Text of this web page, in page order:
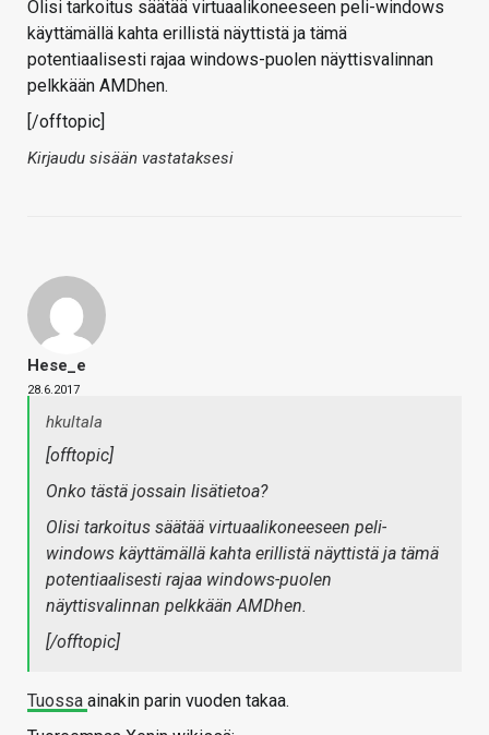
Olisi tarkoitus säätää virtuaalikoneeseen peli-windows
käyttämällä kahta erillistä näyttistä ja tämä
potentiaalisesti rajaa windows-puolen näyttisvalinnan
pelkkään AMDhen.
[/offtopic]
Kirjaudu sisään vastataksesi
Hese_e
28.6.2017
hkultala
[offtopic]
Onko tästä jossain lisätietoa?
Olisi tarkoitus säätää virtuaalikoneeseen peli-
windows käyttämällä kahta erillistä näyttistä ja tämä
potentiaalisesti rajaa windows-puolen
näyttisvalinnan pelkkään AMDhen.
[/offtopic]
Tuossa ainakin parin vuoden takaa.